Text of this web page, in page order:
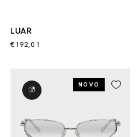
LUAR
€192,01
NOVO